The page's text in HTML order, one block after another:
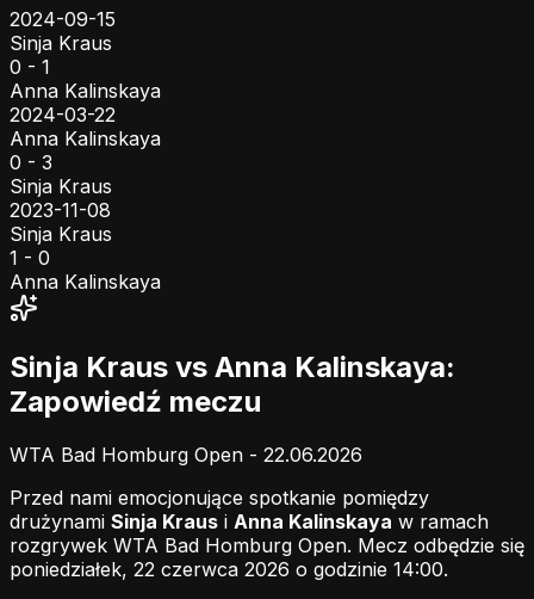
2024-09-15
Sinja Kraus
0 - 1
Anna Kalinskaya
2024-03-22
Anna Kalinskaya
0 - 3
Sinja Kraus
2023-11-08
Sinja Kraus
1 - 0
Anna Kalinskaya
Sinja Kraus vs Anna Kalinskaya:
Zapowiedź meczu
WTA Bad Homburg Open - 22.06.2026
Przed nami emocjonujące spotkanie pomiędzy
drużynami Sinja Kraus i Anna Kalinskaya w ramach
rozgrywek WTA Bad Homburg Open. Mecz odbędzie się
poniedziałek, 22 czerwca 2026 o godzinie 14:00.